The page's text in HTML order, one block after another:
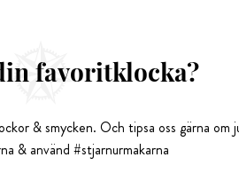
favoritklocka?
& smycken. Och tipsa oss gärna om
& använd #stjarnurmakarna